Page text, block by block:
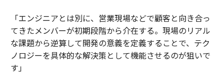
「エンジニアとは別に、営業現場などで顧客と向き合っ
てきたメンバーが初期段階から介在する。現場のリアル
な課題から逆算して開発の意義を定義することで、テク
ノロジーを具体的な解決策として機能させるのが狙いで
す」